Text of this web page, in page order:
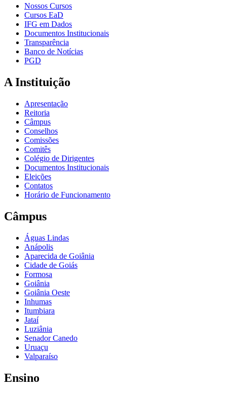
Nossos Cursos
Cursos EaD
IFG em Dados
Documentos Institucionais
Transparência
Banco de Notícias
PGD
A Instituição
Apresentação
Reitoria
Câmpus
Conselhos
Comissões
Comitês
Colégio de Dirigentes
Documentos Institucionais
Eleições
Contatos
Horário de Funcionamento
Câmpus
Águas Lindas
Anápolis
Aparecida de Goiânia
Cidade de Goiás
Formosa
Goiânia
Goiânia Oeste
Inhumas
Itumbiara
Jataí
Luziânia
Senador Canedo
Uruaçu
Valparaíso
Ensino